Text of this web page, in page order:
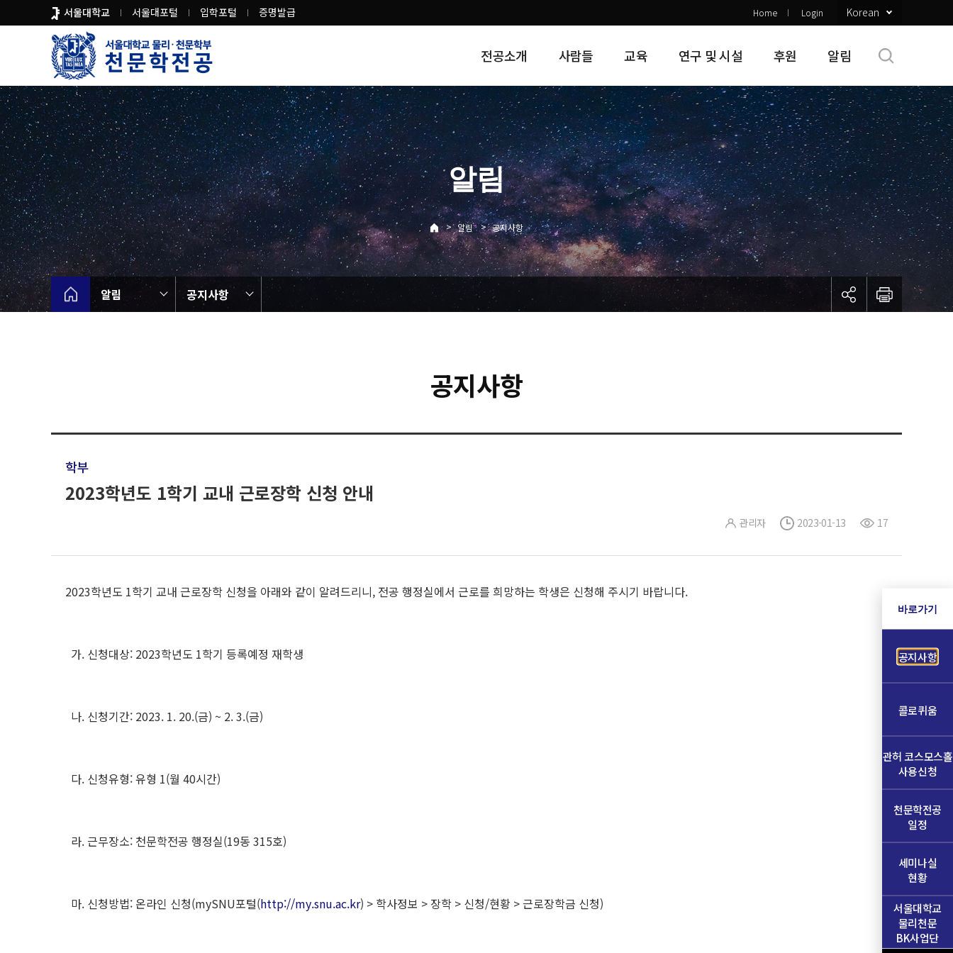
로
뉴
서울대학교 서울대포털 입학포털 증명발급 Home Login Korean
전공소개 사람들 교육 연구 및 시설 후원 알림
알림
> 알림 > 공지사항
알림 공지사항
공지사항
학부
2023학년도 1학기 교내 근로장학 신청 안내
관리자 2023-01-13 17
2023학년도 1학기 교내 근로장학 신청을 아래와 같이 알려드리니, 전공 행정실에서 근로를 희망하는 학생은 신청해 주시기 바랍니다.
가. 신청대상: 2023학년도 1학기 등록예정 재학생
나. 신청기간: 2023. 1. 20.(금) ~ 2. 3.(금)
다. 신청유형: 유형 1(월 40시간)
라. 근무장소: 천문학전공 행정실(19동 315호)
마. 신청방법: 온라인 신청(mySNU포털(http://my.snu.ac.kr) > 학사정보 > 장학 > 신청/현황 > 근로장학금 신청)
바로가기
공지사항
콜로퀴움
관허 코스모스홀
사용신청
천문학전공
일정
세미나실
현황
서울대학교
물리천문
BK사업단